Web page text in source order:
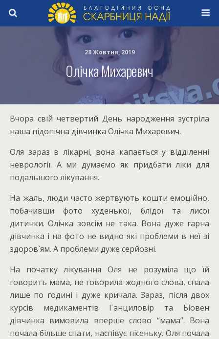
28 Жовтня, 2019
Олічка Михаревич
Вчора свій четвертий День народження зустріла
наша підопічна дівчинка Олічка Михаревич.
Оля зараз в лікарні, вона капається у відділенні
неврології. А ми думаємо як придбати ліки для
подальшого лікування.
На жаль, люди часто жертвують кошти емоційно,
побачивши фото худенької, блідої та лисої
дитинки. Олічка зовсім не така. Вона дуже гарна
дівчинка і на фото не видно які проблеми в неї зі
здоров`ям. А проблеми дуже серйозні.
На початку лікування Оля не розуміла що їй
говорить мама, не говорила жодного слова, спала
лише по годині і дуже кричала. Зараз, після двох
курсів медикаментів Ганциловір та Біовен
дівчинка вимовила вперше слово “мама”. Вона
почала більше спати, наспівує пісеньку. Оля почала